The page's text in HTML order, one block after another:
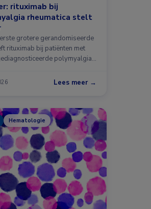
rituximab bij
rheumatica stelt
grotere gerandomiseerde
rituximab bij patiënten met
polymyalgia
Lees meer →
Hematologie